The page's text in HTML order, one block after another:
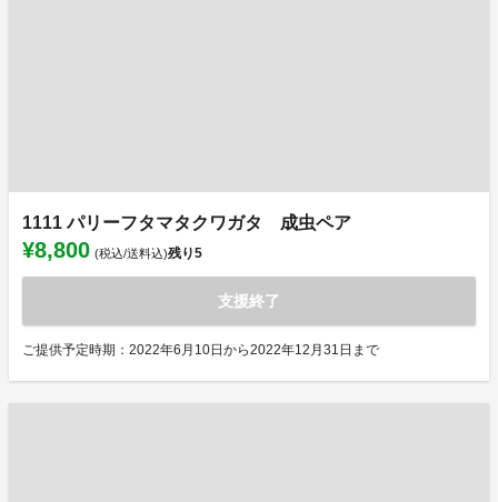
1111 パリーフタマタクワガタ 成虫ペア
¥8,800 (税込/送料込)残り5
支援終了
ご提供予定時期：2022年6月10日から2022年12月31日まで